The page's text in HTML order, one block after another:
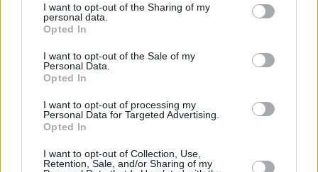
I want to opt-out of the Sharing of my
personal data.
Opted In
I want to opt-out of the Sale of my
Personal Data.
Opted In
I want to opt-out of processing my
Personal Data for Targeted Advertising.
Opted In
I want to opt-out of Collection, Use,
Retention, Sale, and/or Sharing of my
Refescar
JComments
PUBLICIDAD